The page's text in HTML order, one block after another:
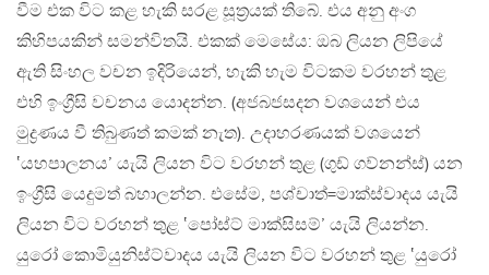
වීම එක විට කළ හැකි සරළ සූත්‍රයක් තිබේ. එය අනු අංග
කිහිපයකින් සමන්විතයි. එකක් මෙසේය: ඔබ ලියන ලිපියේ
ඇති සිංහල වචන ඉදිරියෙන්, හැකි හැම විටකම වරහන් තුළ
එහි ඉංග්‍රීසි වචනය යොදන්න. (අජබජසදන වශයෙන් එය
මුද්‍රණය වී තිබුණත් කමක් නැත). උදාහරණයක් වශයෙන්
‛යහපාලනය’ යැයි ලියන විට වරහන් තුළ (ගුඩ් ගව්නන්ස්) යන
ඉංග්‍රීසි යෙදුමත් බහාලන්න. එසේම, පශ්චාත්=මාක්ස්වාදය යැයි
ලියන විට වරහන් තුළ ‛පෝස්ට් මාක්සිසම්’ යැයි ලියන්න.
යුරෝ කොමියුනිස්ට්වාදය යැයි ලියන විට වරහන් තුළ ‛යුරෝ